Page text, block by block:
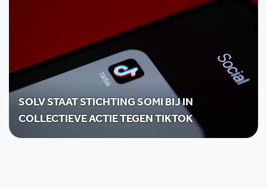
SOLV STAAT STICHTING SOMI BIJ IN
COLLECTIEVE ACTIE TEGEN TIKTOK